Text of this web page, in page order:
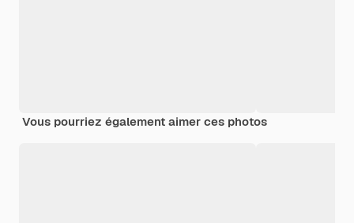
Vous pourriez également aimer ces photos